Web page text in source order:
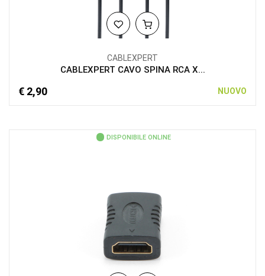
CABLEXPERT
CABLEXPERT CAVO SPINA RCA X...
€ 2,90 NUOVO
DISPONIBILE ONLINE